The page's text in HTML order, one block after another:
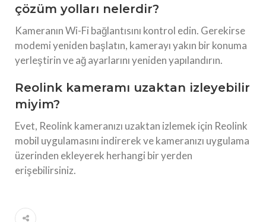
çözüm yolları nelerdir?
Kameranın Wi-Fi bağlantısını kontrol edin. Gerekirse
modemi yeniden başlatın, kamerayı yakın bir konuma
yerleştirin ve ağ ayarlarını yeniden yapılandırın.
Reolink kameramı uzaktan izleyebilir
miyim?
Evet, Reolink kameranızı uzaktan izlemek için Reolink
mobil uygulamasını indirerek ve kameranızı uygulama
üzerinden ekleyerek herhangi bir yerden
erişebilirsiniz.